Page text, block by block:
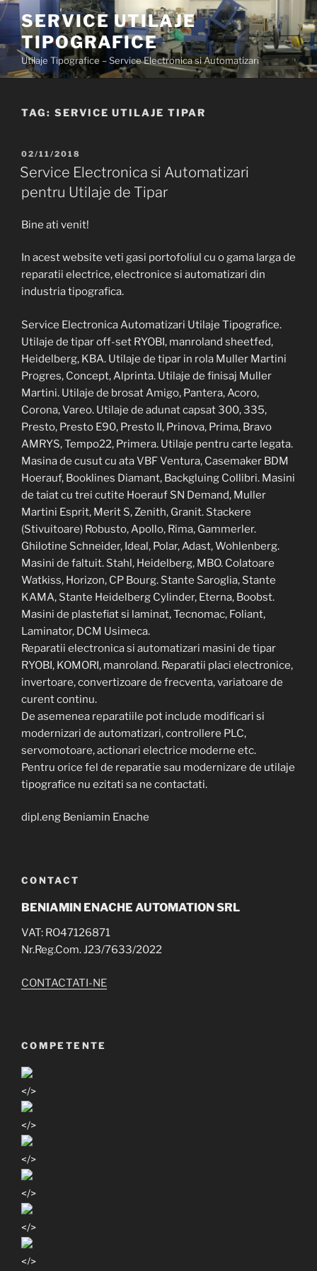
Skip
to
content
SERVICE UTILAJE
TIPOGRAFICE
Utilaje Tipografice – Service Electronica si Automatizari
TAG: SERVICE UTILAJE TIPAR
POSTED
ON
02/11/2018
Service Electronica si Automatizari
pentru Utilaje de Tipar
Bine ati venit!
In acest website veti gasi portofoliul cu o gama larga de
reparatii electrice, electronice si automatizari din
industria tipografica.
Service Electronica Automatizari Utilaje Tipografice.
Utilaje de tipar off-set RYOBI, manroland sheetfed,
Heidelberg, KBA. Utilaje de tipar in rola Muller Martini
Progres, Concept, Alprinta. Utilaje de finisaj Muller
Martini. Utilaje de brosat Amigo, Pantera, Acoro,
Corona, Vareo. Utilaje de adunat capsat 300, 335,
Presto, Presto E90, Presto II, Prinova, Prima, Bravo
AMRYS, Tempo22, Primera. Utilaje pentru carte legata.
Masina de cusut cu ata VBF Ventura, Casemaker BDM
Hoerauf, Booklines Diamant, Backgluing Collibri. Masini
de taiat cu trei cutite Hoerauf SN Demand, Muller
Martini Esprit, Merit S, Zenith, Granit. Stackere
(Stivuitoare) Robusto, Apollo, Rima, Gammerler.
Ghilotine Schneider, Ideal, Polar, Adast, Wohlenberg.
Masini de faltuit. Stahl, Heidelberg, MBO. Colatoare
Watkiss, Horizon, CP Bourg. Stante Saroglia, Stante
KAMA, Stante Heidelberg Cylinder, Eterna, Boobst.
Masini de plastefiat si laminat, Tecnomac, Foliant,
Laminator, DCM Usimeca.
Reparatii electronica si automatizari masini de tipar
RYOBI, KOMORI, manroland. Reparatii placi electronice,
invertoare, convertizoare de frecventa, variatoare de
curent continu.
De asemenea reparatiile pot include modificari si
modernizari de automatizari, controllere PLC,
servomotoare, actionari electrice moderne etc.
Pentru orice fel de reparatie sau modernizare de utilaje
tipografice nu ezitati sa ne contactati.
dipl.eng Beniamin Enache
CONTACT
BENIAMIN ENACHE AUTOMATION SRL
VAT: RO47126871
Nr.Reg.Com. J23/7633/2022
CONTACTATI-NE
COMPETENTE
</>
</>
</>
</>
</>
</>